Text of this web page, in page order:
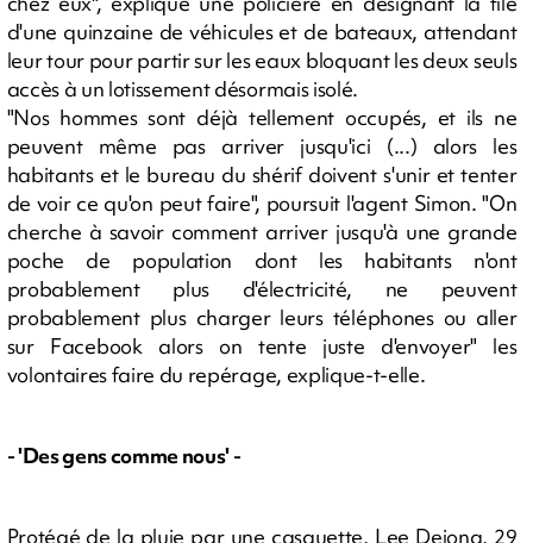
d'une quinzaine de véhicules et de bateaux, attendant
leur tour pour partir sur les eaux bloquant les deux seuls
accès à un lotissement désormais isolé.
"Nos hommes sont déjà tellement occupés, et ils ne
peuvent même pas arriver jusqu'ici (...) alors les
habitants et le bureau du shérif doivent s'unir et tenter
de voir ce qu'on peut faire", poursuit l'agent Simon. "On
cherche à savoir comment arriver jusqu'à une grande
poche de population dont les habitants n'ont
probablement plus d'électricité, ne peuvent
probablement plus charger leurs téléphones ou aller
sur Facebook alors on tente juste d'envoyer" les
volontaires faire du repérage, explique-t-elle.
- 'Des gens comme nous' -
Protégé de la pluie par une casquette, Lee Dejong, 29